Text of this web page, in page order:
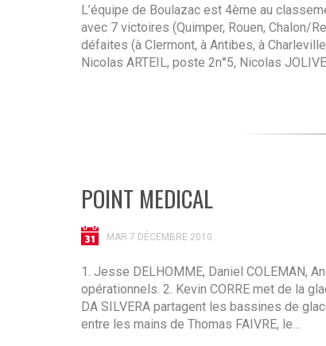
L’équipe de Boulazac est 4ème au
avec 7 victoires (Quimper, Rouen, Chalon/
défaites (à Clermont, à Antibes, à
Nicolas ARTEIL, poste 2n°5, Nicolas
POINT MEDICAL
MAR 7 DÉCEMBRE 2010
1. Jesse DELHOMME, Daniel COLEMAN,
opérationnels. 2. Kevin CORRE met de la
DA SILVERA partagent les bassines de
entre les mains de Thomas FAIVRE, le…